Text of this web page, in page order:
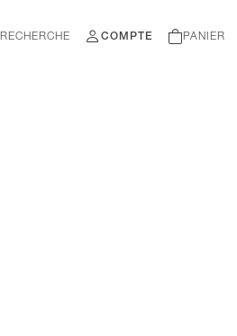
RECHERCHE COMPTE PANIER